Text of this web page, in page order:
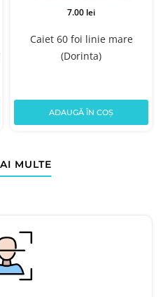
Caiet 60 foi linie mare
(Dorinta)
7.00 lei
ADAUGĂ ÎN COȘ
MULTE